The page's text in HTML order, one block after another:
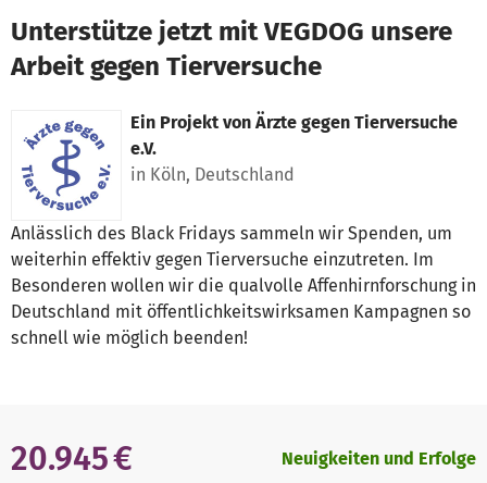
Unterstütze jetzt mit VEGDOG unsere
Arbeit gegen Tierversuche
Ein Projekt von Ärzte gegen Tierversuche
e.V.
in Köln, Deutschland
Anlässlich des Black Fridays sammeln wir Spenden, um
weiterhin effektiv gegen Tierversuche einzutreten. Im
Besonderen wollen wir die qualvolle Affenhirnforschung in
Deutschland mit öffentlichkeitswirksamen Kampagnen so
schnell wie möglich beenden!
20.945 € Neuigkeiten und Erfolge